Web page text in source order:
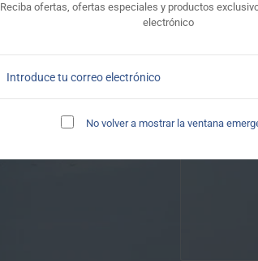
Reciba ofertas, ofertas especiales y productos
electrónico
No volver a mostrar la ventana